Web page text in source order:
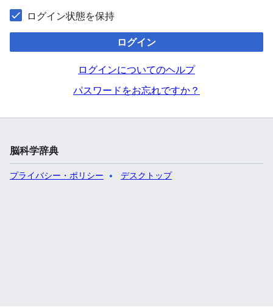
ログイン状態を保持
ログイン
ログインについてのヘルプ
パスワードをお忘れですか？
脳科学辞典
プライバシー・ポリシー デスクトップ